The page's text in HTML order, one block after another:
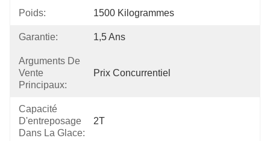
Poids: 1500 Kilogrammes
Garantie: 1,5 Ans
Arguments De
Vente
Principaux:
Prix Concurrentiel
Capacité
D'entreposage
Dans La Glace:
2T